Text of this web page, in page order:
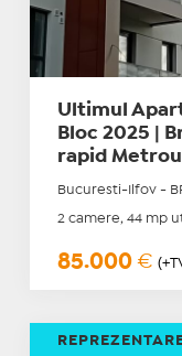
Ultimul
Bloc 2025 |
rapid Metrou
Bucuresti-Ilfov -
2 camere, 44 mp
85.000 €